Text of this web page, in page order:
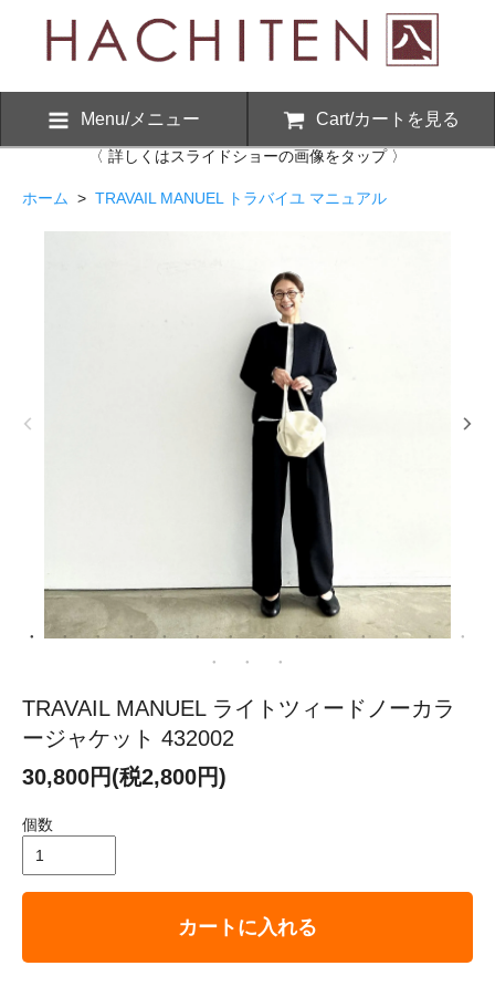
Menu/メニュー Cart/カートを見る
〈 詳しくはスライドショーの画像をタップ 〉
ホーム > TRAVAIL MANUEL トラバイユ マニュアル
TRAVAIL MANUEL ライトツィードノーカラ
ージャケット 432002
30,800円(税2,800円)
個数
カートに入れる